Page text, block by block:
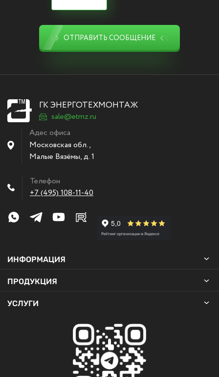
ОТПРАВИТЬ СООБЩЕНИЕ
ГК ЭНЕРГОТЕХМОНТАЖ
sale@etmz.ru
Адес офиса
Московская обл.,
Малые Вязёмы,д. 1
Телефон
+7 (495) 108-11-40
ИНФОРМАЦИЯ
ПРОДУКЦИЯ
УСЛУГИ